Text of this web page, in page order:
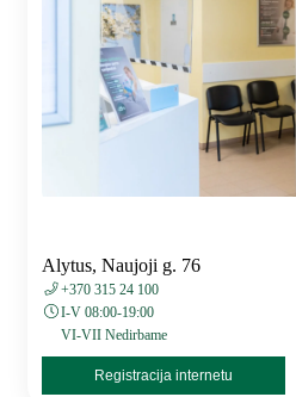
Alytus, Naujoji g. 76
+370 315 24 100
I-V 08:00-19:00
VI-VII Nedirbame
Registracija internetu